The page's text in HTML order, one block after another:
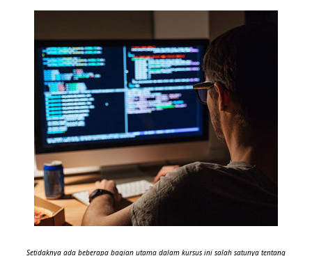
Setidaknya ada beberapa bagian utama dalam kursus ini salah satunya tentang